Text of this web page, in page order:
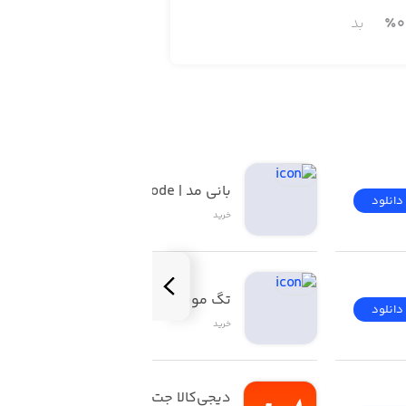
٪0 بد
دانلود
دانلود
بانی مد | Banimode
خرید
تگ موند | TAGMOND
خرید